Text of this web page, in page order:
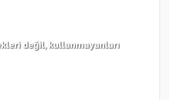
değil, kullanmayanları